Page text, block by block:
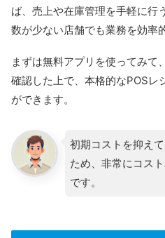
ば、売上や在庫管理を手軽に行
数が少ない店舗でも業務を効率
まずは無料アプリを使ってみて
確認した上で、本格的なPOSレ
ができます。
初期コストを抑え
ため、非常にコス
です。